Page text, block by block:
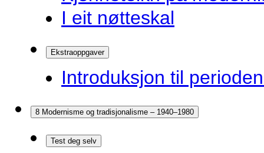
I eit nøtteskal
Ekstraoppgaver
Introduksjon til
8 Modernisme og tradisjonalisme – 1940–1980
Test deg selv